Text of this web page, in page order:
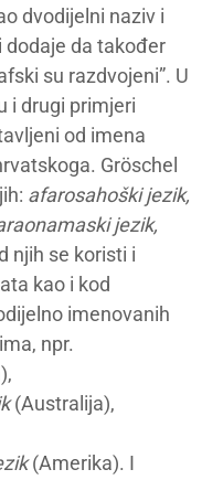
dvodijelni naziv i
dodaje da također
su razdvojeni”. U
i drugi primjeri
od imena
Gröschel
afarosahoški jezik,
jezik,
njih se koristi i
kao i kod
imenovanih
npr.
(Australija),
(Amerika). I